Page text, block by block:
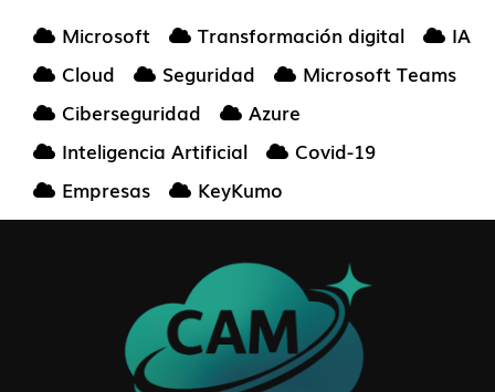
Microsoft Transformación digital
IA
Cloud
Seguridad
Microsoft Teams
Ciberseguridad
Azure
Inteligencia Artificial
Covid-19
Empresas
KeyKumo